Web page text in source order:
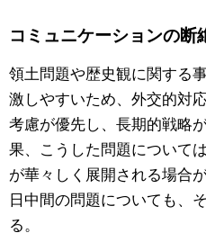
公式
コミュニケーションの断
領土問題や歴史観に関する
激しやすいため、外交的対
考慮が優先し、長期的戦略
果、こうした問題について
が華々しく展開される場合
日中間の問題についても、
る。